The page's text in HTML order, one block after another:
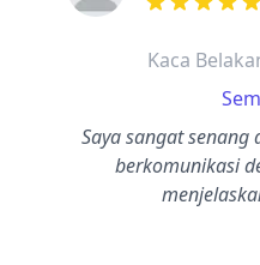
dari ulasan
Kaca
Saya sangat
berkomunikasi